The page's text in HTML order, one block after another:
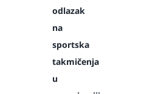
odlazak
na
sportska
takmičenja
u